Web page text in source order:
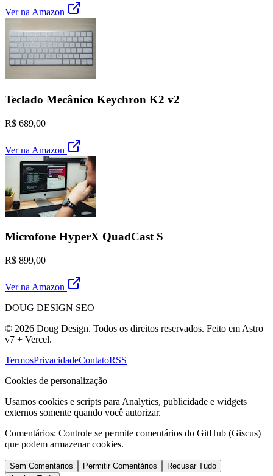
Ver na Amazon
Teclado Mecânico Keychron K2 v2
R$ 689,00
Ver na Amazon
Microfone HyperX QuadCast S
R$ 899,00
Ver na Amazon
DOUG DESIGN SEO
© 2026 Doug Design. Todos os direitos reservados. Feito em Astro
v7 + Vercel.
TermosPrivacidadeContatoRSS
Cookies de personalização
Usamos cookies e scripts para Analytics, publicidade e widgets
externos somente quando você autorizar.
Comentários: Controle se permite comentários do GitHub (Giscus)
que podem armazenar cookies.
Sem Comentários Permitir Comentários
Recusar Tudo